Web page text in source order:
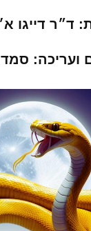
:ד״ר דייגו א׳
ועריכה: